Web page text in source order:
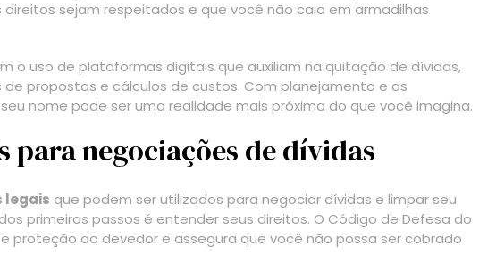
sejam respeitados e que você não caia em armadilhas
o uso de plataformas digitais que auxiliam na quitação de dívidas,
propostas e cálculos de custos. Com planejamento e as
nome pode ser uma realidade mais próxima do que você imagina.
para negociações de dívidas
legais que podem ser utilizados para negociar dívidas e limpar seu
primeiros passos é entender seus direitos. O Código de Defesa do
proteção ao devedor e assegura que você não possa ser cobrado